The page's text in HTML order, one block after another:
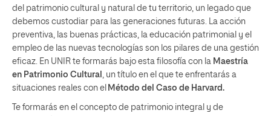
del patrimonio cultural y natural de tu territorio, un legado que
debemos custodiar para las generaciones futuras. La acción
preventiva, las buenas prácticas, la educación patrimonial y el
empleo de las nuevas tecnologías son los pilares de una gestión
eficaz. En UNIR te formarás bajo esta filosofía con la Maestría
en Patrimonio Cultural , un título en el que te enfrentarás a
situaciones reales con el Método del Caso de Harvard.
Te formarás en el concepto de patrimonio integral y de